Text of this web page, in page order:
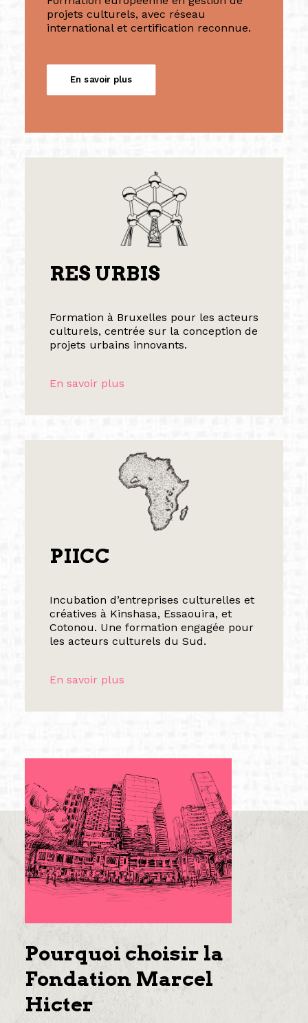
projets culturels, avec réseau
international et certification reconnue.
En savoir plus
RES URBIS
Formation à Bruxelles pour les acteurs
culturels, centrée sur la conception de
projets urbains innovants.
En savoir plus
PIICC
Incubation d’entreprises culturelles et
créatives à Kinshasa, Essaouira, et
Cotonou. Une formation engagée pour
les acteurs culturels du Sud.
En savoir plus
Pourquoi choisir la
Fondation Marcel
Hicter